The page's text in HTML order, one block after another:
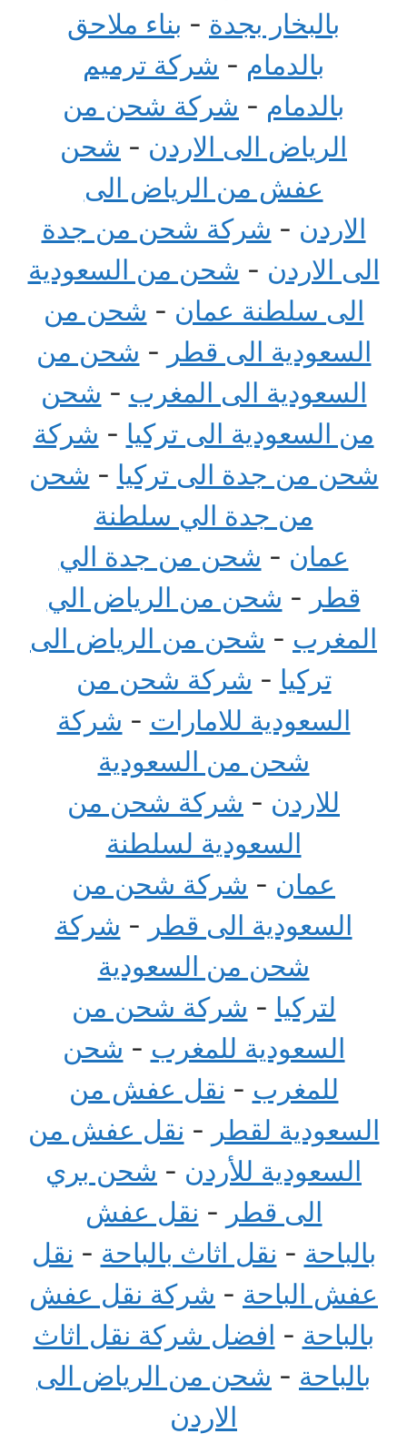
بالبخار بجدة - بناء ملاحق
بالدمام - شركة ترميم
بالدمام - شركة شحن من
الرياض الى الاردن - شحن
عفش من الرياض الى
الاردن - شركة شحن من جدة
الى الاردن - شحن من السعودية
الى سلطنة عمان - شحن من
السعودية الى قطر - شحن من
السعودية الى المغرب - شحن
من السعودية الى تركيا - شركة
شحن من جدة الى تركيا - شحن
من جدة الي سلطنة
عمان - شحن من جدة الي
قطر - شحن من الرياض الي
المغرب - شحن من الرياض الى
تركيا - شركة شحن من
السعودية للامارات - شركة
شحن من السعودية
للاردن - شركة شحن من
السعودية لسلطنة
عمان - شركة شحن من
السعودية الى قطر - شركة
شحن من السعودية
لتركيا - شركة شحن من
السعودية للمغرب - شحن
للمغرب - نقل عفش من
السعودية لقطر - نقل عفش من
السعودية للأردن - شحن بري
الى قطر - نقل عفش
بالباحة - نقل اثاث بالباحة - نقل
عفش الباحة - شركة نقل عفش
بالباحة - افضل شركة نقل اثاث
بالباحة - شحن من الرياض الى
الاردن